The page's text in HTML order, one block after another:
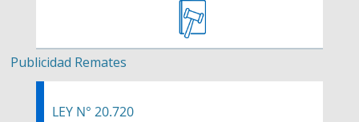
Publicidad Remates
LEY N° 20.720